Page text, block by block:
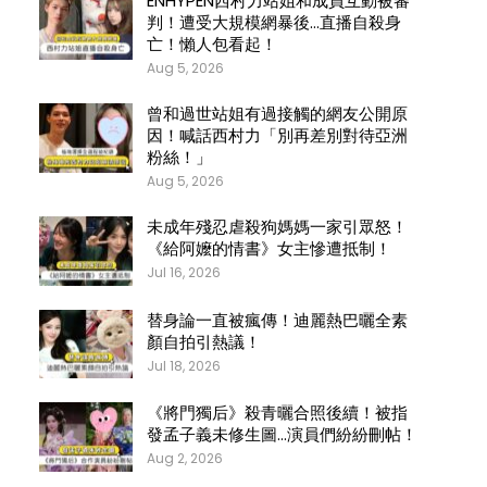
判！遭受大規模網暴後…直播自殺身
亡！懶人包看起！
Aug 5, 2026
曾和過世站姐有過接觸的網友公開原
因！喊話西村力「別再差別對待亞洲
粉絲！」
Aug 5, 2026
未成年殘忍虐殺狗媽媽一家引眾怒！
《給阿嬤的情書》女主慘遭抵制！
Jul 16, 2026
替身論一直被瘋傳！迪麗熱巴曬全素
顏自拍引熱議！
Jul 18, 2026
《將門獨后》殺青曬合照後續！被指
發孟子義未修生圖…演員們紛紛刪帖！
Aug 2, 2026